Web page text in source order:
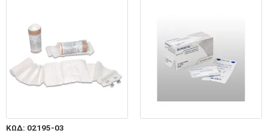
ΚΩΔ: 02195-03